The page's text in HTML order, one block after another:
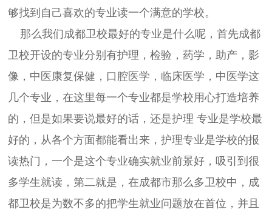
够找到自己喜欢的专业读一个满意的学校。
那么我们成都卫校最好的专业是什么呢，首先成都
卫校开设的专业分别有护理，检验，药学，助产，影
像，中医康复保健，口腔医学，临床医学，中医学这
几个专业，在这里每一个专业都是学校用心打造培养
的，但是如果要说最好的话，还是护理 专业是学校最
好的，从各个方面都能看出来，护理专业是学校的报
读热门，一个是这个专业确实就业前景好，吸引到很
多学生就读，第二就是，在成都市那么多卫校中，成
都卫校是为数不多的把学生就业问题放在首位，并且